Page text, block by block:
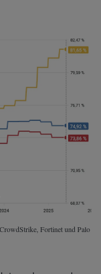
Fortinet und Palo